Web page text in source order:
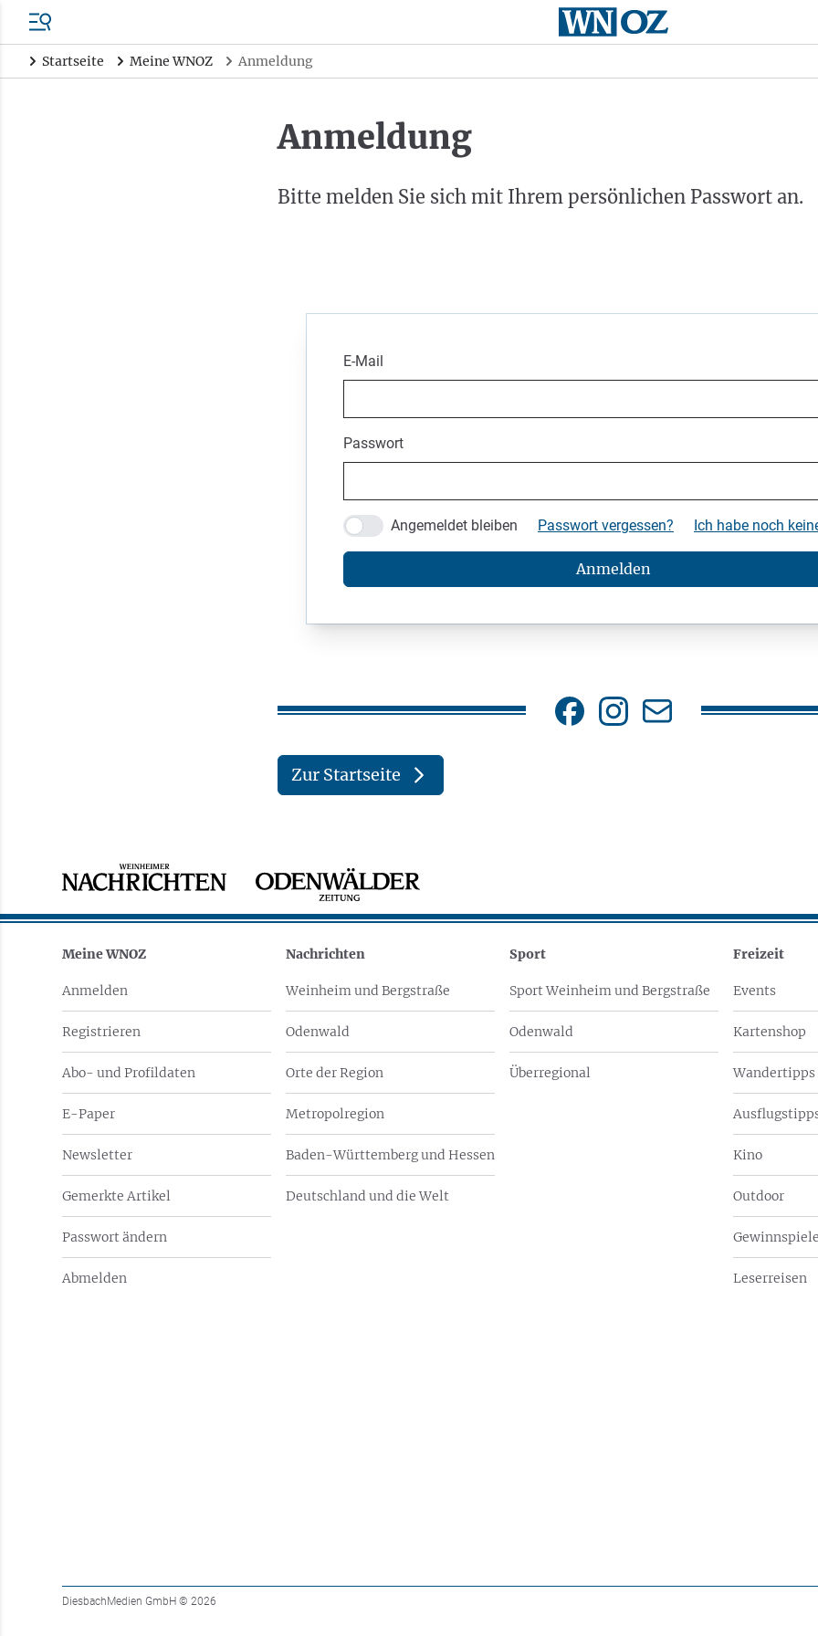
Startseite Meine WNOZ Anmeldung
Anmeldung
Bitte melden Sie sich mit Ihrem persönlichen Passwort an.
E-Mail
Passwort
Angemeldet bleiben Passwort vergessen? Ich habe noch
Anmelden
Zur Startseite
Meine WNOZ
Anmelden
Registrieren
Abo- und Profildaten
E-Paper
Newsletter
Gemerkte Artikel
Passwort ändern
Abmelden
Nachrichten
Weinheim und Bergstraße
Odenwald
Orte der Region
Metropolregion
Baden-Württemberg und Hessen
Deutschland und die Welt
Sport
Sport Weinheim und Bergstraße
Odenwald
Überregional
Freizeit
Events
Kartenshop
Wandertipps
Kino
Outdoor
Gewinnspiele
Leserreisen
DiesbachMedien GmbH © 2026